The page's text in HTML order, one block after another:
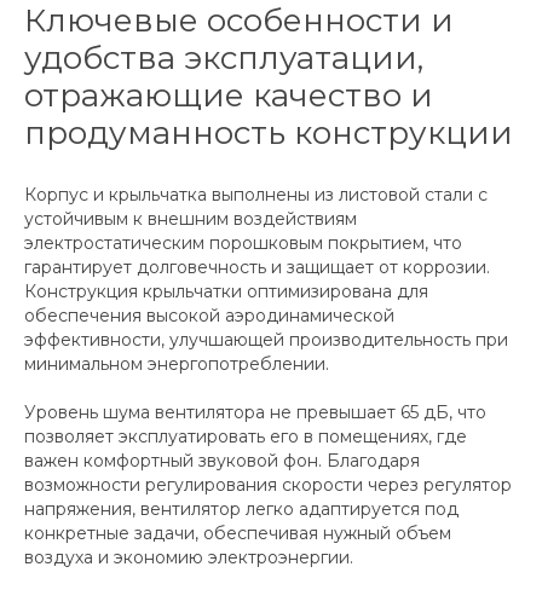
Ключевые особенности и
удобства эксплуатации,
отражающие качество и
продуманность конструкции
Корпус и крыльчатка выполнены из листовой стали с
устойчивым к внешним воздействиям
электростатическим порошковым покрытием, что
гарантирует долговечность и защищает от коррозии.
Конструкция крыльчатки оптимизирована для
обеспечения высокой аэродинамической
эффективности, улучшающей производительность при
минимальном энергопотреблении.
Уровень шума вентилятора не превышает 65 дБ, что
позволяет эксплуатировать его в помещениях, где
важен комфортный звуковой фон. Благодаря
возможности регулирования скорости через регулятор
напряжения, вентилятор легко адаптируется под
конкретные задачи, обеспечивая нужный объем
воздуха и экономию электроэнергии.